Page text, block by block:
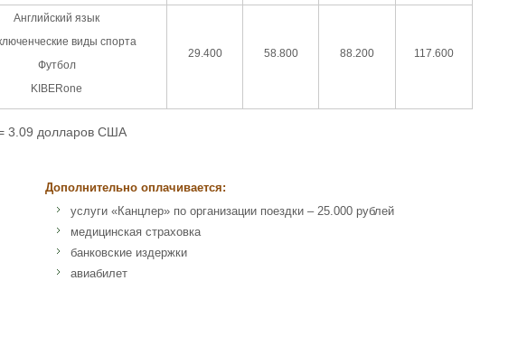
Английский язык
виды спорта
Футбол
KIBERone
29.400 58.800 88.200 117.600
3.09 долларов США
Дополнительно оплачивается:
услуги «Канцлер» по организации поездки – 25.000 рублей
медицинская страховка
банковские издержки
авиабилет